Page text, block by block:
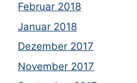
Februar 2018
Januar 2018
Dezember 2017
November 2017